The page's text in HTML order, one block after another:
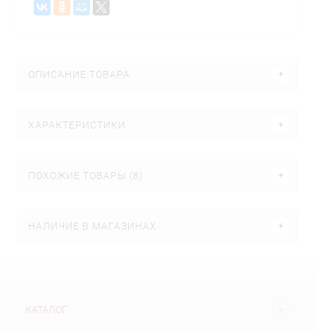
ОПИСАНИЕ ТОВАРА
ХАРАКТЕРИСТИКИ
ПОХОЖИЕ ТОВАРЫ (8)
НАЛИЧИЕ В МАГАЗИНАХ
КАТАЛОГ